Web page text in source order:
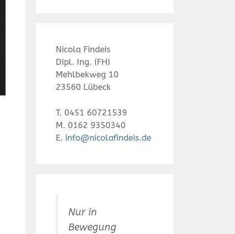
Nicola Findeis
Dipl. Ing. (FH)
Mehlbekweg 10
23560 Lübeck
T. 0451 60721539
M. 0162 9350340
E. info@nicolafindeis.de
Nur in
Bewegung